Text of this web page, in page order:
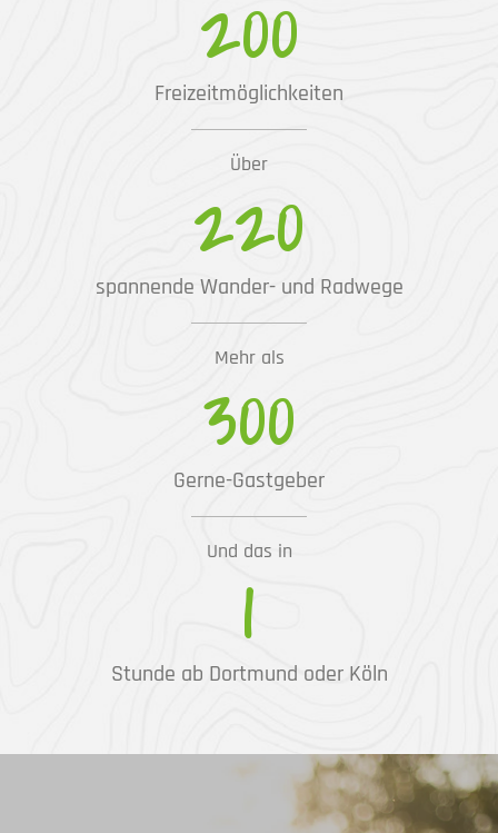
200
Freizeitmöglichkeiten
Über
220
spannende Wander- und Radwege
Mehr als
300
Gerne-Gastgeber
Und das in
1
Stunde ab Dortmund oder Köln